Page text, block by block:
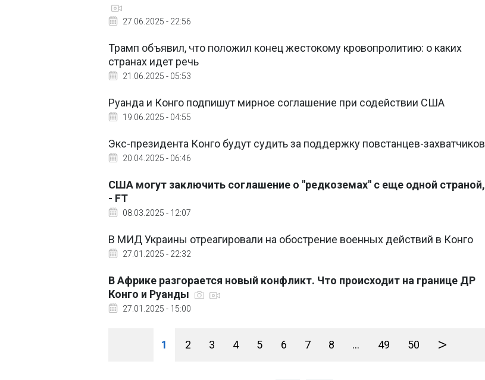
27.06.2025 - 22:56
Трамп объявил, что положил конец жестокому кровопролитию: о каких
странах идет речь
21.06.2025 - 05:53
Руанда и Конго подпишут мирное соглашение при содействии США
19.06.2025 - 04:55
Экс-президента Конго будут судить за поддержку повстанцев-захватчиков
20.04.2025 - 06:46
США могут заключить соглашение о "редкоземах" с еще одной страной,
- FT
08.03.2025 - 12:07
В МИД Украины отреагировали на обострение военных действий в Конго
27.01.2025 - 22:32
В Африке разгорается новый конфликт. Что происходит на границе ДР
Конго и Руанды
27.01.2025 - 15:00
1 2 3 4 5 6 7 8 ... 49 50 >